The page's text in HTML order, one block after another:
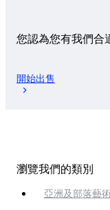
您認為您有我們合
開始出售
瀏覽我們的類別
亞洲及部落藝